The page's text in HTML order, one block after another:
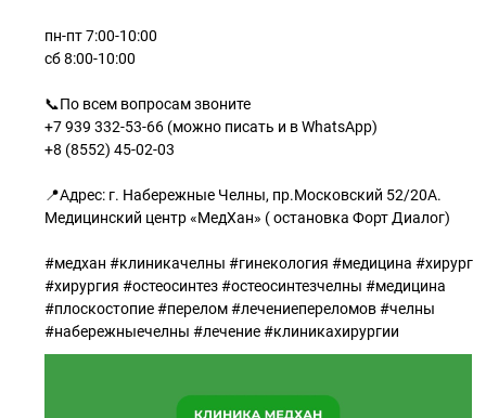
пн-пт 7:00-10:00
сб 8:00-10:00
📞По всем вопросам звоните
+7 939 332-53-66 (можно писать и в WhatsApp)
+8 (8552) 45-02-03
📍Адрес: г. Набережные Челны, пр.Московский 52/20А.
Медицинский центр «МедХан» ( остановка Форт Диалог)
#медхан #клиникачелны #гинекология #медицина #хирург
#хирургия #остеосинтез #остеосинтезчелны #медицина
#плоскостопие #перелом #лечениепереломов #челны
#набережныечелны #лечение #клиникахирургии